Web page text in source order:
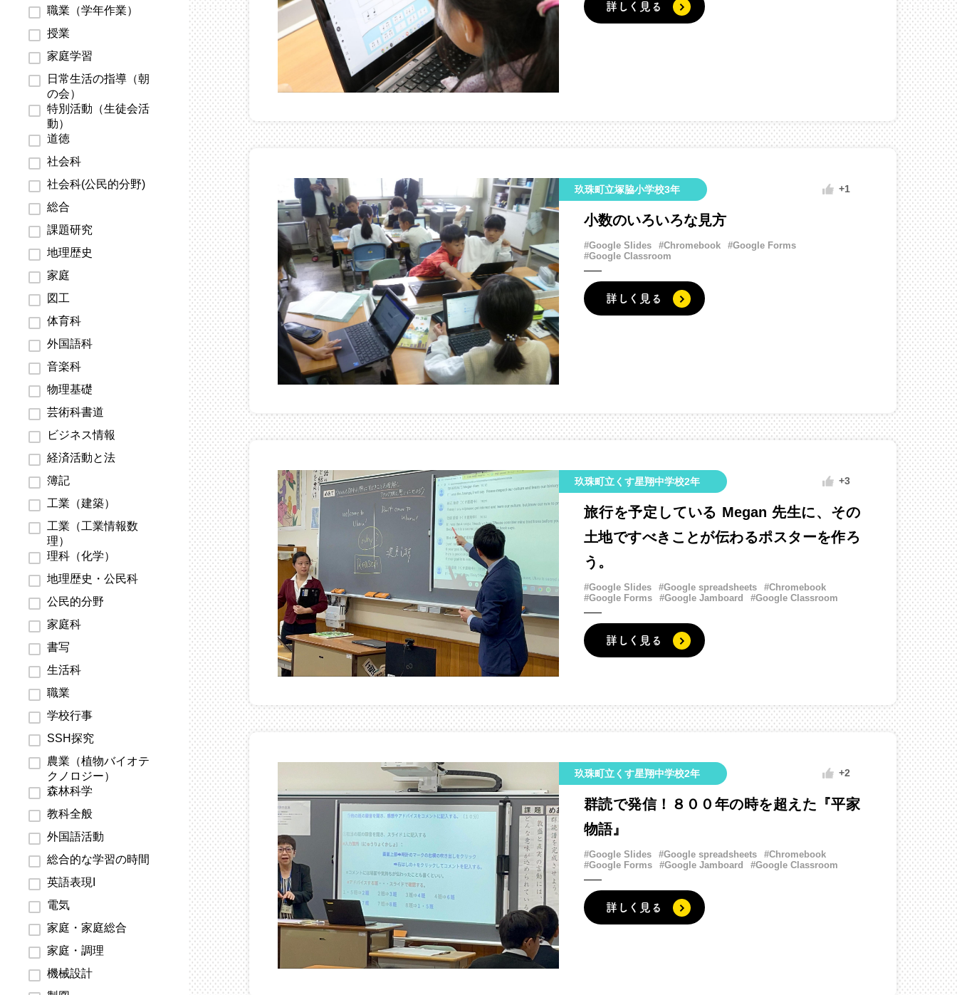
職業（学年作業）
授業
家庭学習
日常生活の指導（朝
の会）
特別活動（生徒会活
動）
道徳
社会科
社会科(公民的分野)
総合
課題研究
地理歴史
家庭
図工
体育科
外国語科
音楽科
物理基礎
芸術科書道
ビジネス情報
経済活動と法
簿記
工業（建築）
工業（工業情報数
理）
理科（化学）
地理歴史・公民科
公民的分野
家庭科
書写
生活科
職業
学校行事
SSH探究
農業（植物バイオテ
クノロジー）
森林科学
教科全般
外国語活動
総合的な学習の時間
英語表現I
電気
家庭・家庭総合
家庭・調理
機械設計
詳しく見る
玖珠町立塚脇小学校3年 +1
小数のいろいろな見方
#Google Slides #Chromebook
#Google Forms
#Google Classroom
詳しく見る
玖珠町立くす星翔中学校2年 +3
旅行を予定している Megan 先生に、その
土地ですべきことが伝わるポスターを作ろ
う。
#Google Slides #Google spreadsheets
#Chromebook
#Google Forms
#Google Jamboard #Google Classroom
詳しく見る
玖珠町立くす星翔中学校2年 +2
群読で発信！８００年の時を超えた『平家
物語』
#Google Slides #Google spreadsheets
#Chromebook
#Google Forms
#Google Jamboard #Google Classroom
詳しく見る